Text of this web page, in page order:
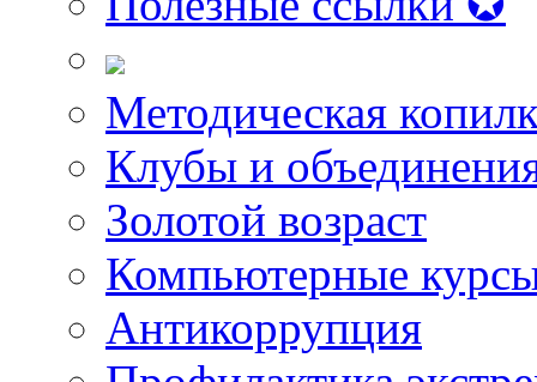
Методическая
Клубы и
Золотой возраст
Компьютерные
Антикоррупция